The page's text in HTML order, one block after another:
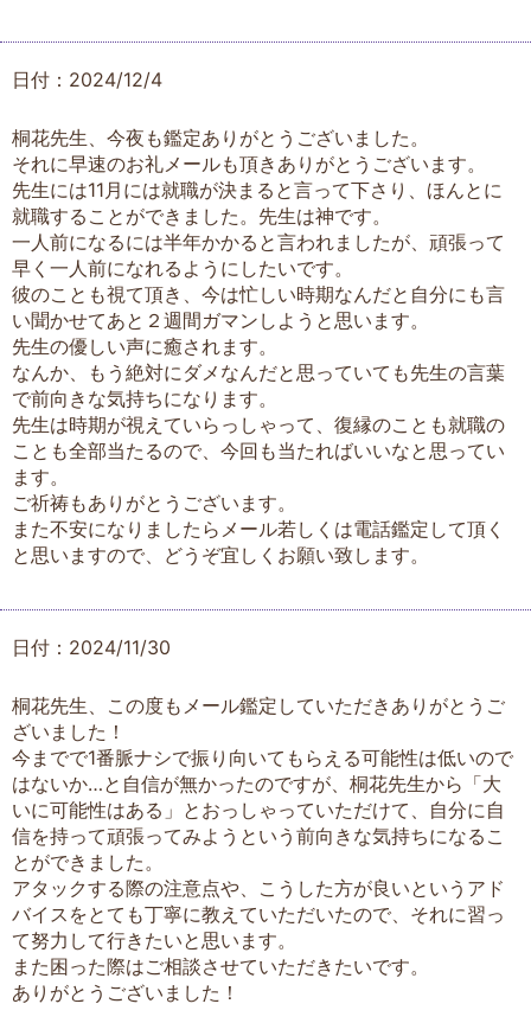
日付：2024/12/4
桐花先生、今夜も鑑定ありがとうございました。
それに早速のお礼メールも頂きありがとうございます。
先生には11月には就職が決まると言って下さり、ほんとに
就職することができました。先生は神です。
一人前になるには半年かかると言われましたが、頑張って
早く一人前になれるようにしたいです。
彼のことも視て頂き、今は忙しい時期なんだと自分にも言
い聞かせてあと２週間ガマンしようと思います。
先生の優しい声に癒されます。
なんか、もう絶対にダメなんだと思っていても先生の言葉
で前向きな気持ちになります。
先生は時期が視えていらっしゃって、復縁のことも就職の
ことも全部当たるので、今回も当たればいいなと思ってい
ます。
ご祈祷もありがとうございます。
また不安になりましたらメール若しくは電話鑑定して頂く
と思いますので、どうぞ宜しくお願い致します。
日付：2024/11/30
桐花先生、この度もメール鑑定していただきありがとうご
ざいました！
今までで1番脈ナシで振り向いてもらえる可能性は低いので
はないか…と自信が無かったのですが、桐花先生から「大
いに可能性はある」とおっしゃっていただけて、自分に自
信を持って頑張ってみようという前向きな気持ちになるこ
とができました。
アタックする際の注意点や、こうした方が良いというアド
バイスをとても丁寧に教えていただいたので、それに習っ
て努力して行きたいと思います。
また困った際はご相談させていただきたいです。
ありがとうございました！